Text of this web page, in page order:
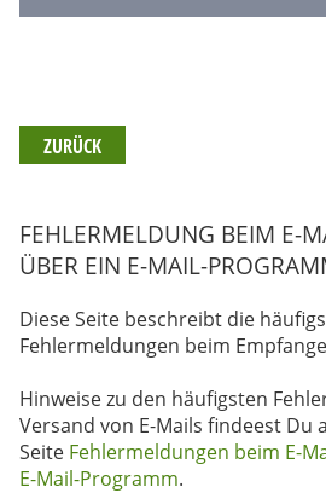
ZURÜCK
FEHLERMELDUNG BEIM E-
ÜBER EIN E-MAIL-
Diese Seite beschreibt die
Fehlermeldungen beim
Hinweise zu den häufigsten
Versand von E-Mails findeest Du
Seite Fehlermeldungen beim E-
E-Mail-Programm.